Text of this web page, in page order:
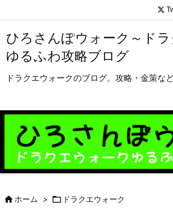
ひろさんぽウォーク～ド
ゆるふわ攻略ブログ
ドラクエウォークのブログ。攻略・金策な
ホーム >  ドラクエウォーク